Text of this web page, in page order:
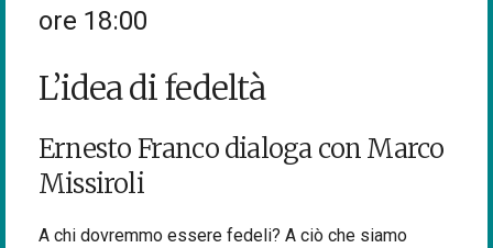
ore 18:00
L’idea di fedeltà
Ernesto Franco dialoga con Marco
Missiroli
A chi dovremmo essere fedeli? A ciò che siamo